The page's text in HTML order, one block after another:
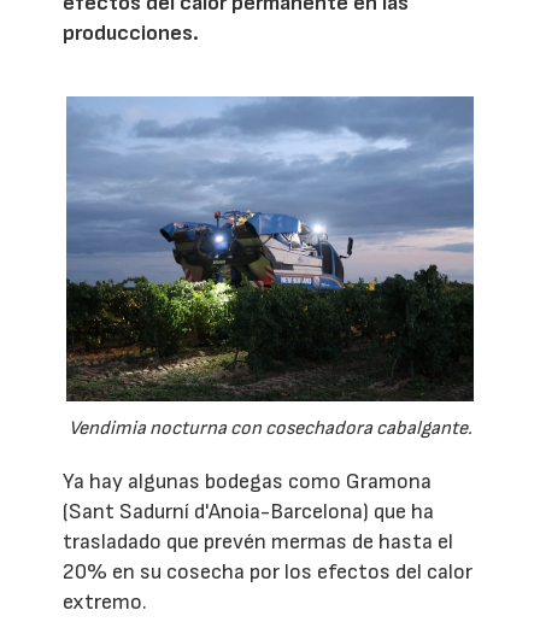
producciones.
Vendimia nocturna con cosechadora cabalgante.
Ya hay algunas bodegas como Gramona
(Sant Sadurní d'Anoia-Barcelona) que ha
trasladado que prevén mermas de hasta el
20% en su cosecha por los efectos del calor
extremo.